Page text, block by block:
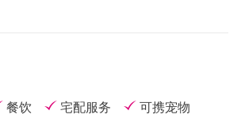
餐饮 宅配服务 可携宠物